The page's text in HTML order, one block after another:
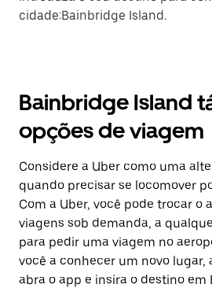
cidade:Bainbridge Island.
Bainbridge Island
opções de viagem
Considere a Uber como uma
quando precisar se locomover
Com a Uber, você pode trocar o
viagens sob demanda, a
para pedir uma viagem no
você a conhecer um novo lugar,
abra o app e insira o destino em